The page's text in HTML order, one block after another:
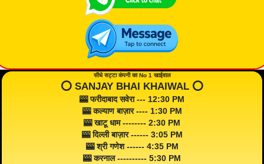
सीधे सट्टा कंपनी का No 1 खाईवाल
⭕️ SANJAY BHAI KHAIWAL ⭕️
🎰 फरीदाबाद सवेरा --- 12:30 PM
🎰 कल्याण बाज़ार ---- 1:30 PM
🎰 खाटू धाम -------- 2:30 PM
🎰 दिल्ली बाज़ार ------ 3:05 PM
🎰 श्री गणेश ------ 4:35 PM
🎰 करनाल ---------- 5:30 PM